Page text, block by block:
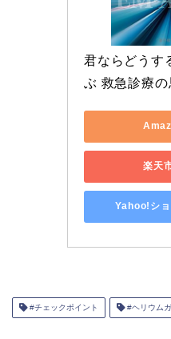
君ならどうす
ぶ 救急診療
楽天
Yahoo!シ
#チェックポイント #ヘリウム